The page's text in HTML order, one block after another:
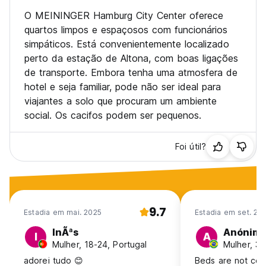
O MEININGER Hamburg City Center oferece
quartos limpos e espaçosos com funcionários
simpáticos. Está convenientemente localizado
perto da estação de Altona, com boas ligações
de transporte. Embora tenha uma atmosfera de
hotel e seja familiar, pode não ser ideal para
viajantes a solo que procuram um ambiente
social. Os cacifos podem ser pequenos.
Foi útil?
Estadia em mai. 2025 9.7
I InÃªs
Mulher, 18-24, Portugal
adorei tudo 😊
Estadia em set.
A
Mulher,
Beds are not